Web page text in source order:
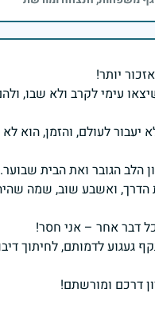
עימי לקרב ולא שבו,
יעבור לעולם, והזמן, הוא
הדרך, ואשבע שוב, שמה
געגוע לדמותם, לחיתוך
דרכם ומורשתם!